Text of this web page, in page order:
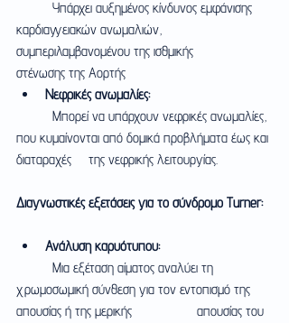
καρδιαγγειακών ανωμαλιών,
συμπεριλαμβανομένου της ισθμικής
στένωσης της Αορτής
Νεφρικές ανωμαλίες:
που κυμαίνονται από δομικά προβλήματα έως και
διαταραχές 	της νεφρικής λειτουργίας.
Διαγνωστικές εξετάσεις για το σύνδρομο Turner:
Ανάλυση καρυότυπου:
χρωμοσωμική σύνθεση για τον εντοπισμό της
απουσίας ή της μερικής 		απουσίας του